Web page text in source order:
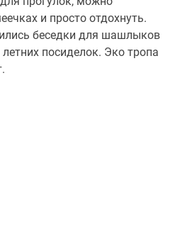
и просто отдохнуть.
беседки для шашлыков
посиделок. Эко тропа